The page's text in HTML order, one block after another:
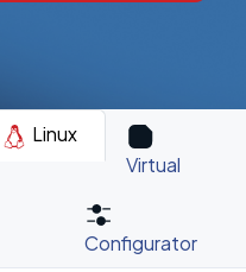
Linux
Virtual
Configurator